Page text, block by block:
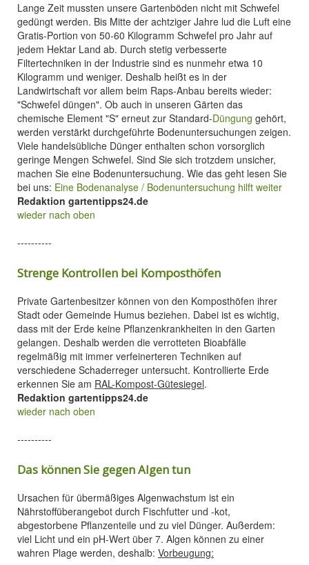
Lange Zeit mussten unsere Gartenböden nicht mit Schwefel
gedüngt werden. Bis Mitte der achtziger Jahre lud die Luft eine
Gratis-Portion von 50-60 Kilogramm Schwefel pro Jahr auf
jedem Hektar Land ab. Durch stetig verbesserte
Filtertechniken in der Industrie sind es nunmehr etwa 10
Kilogramm und weniger. Deshalb heißt es in der
Landwirtschaft vor allem beim Raps-Anbau bereits wieder:
"Schwefel düngen". Ob auch in unseren Gärten das
chemische Element "S" erneut zur Standard-Düngung gehört,
werden verstärkt durchgeführte Bodenuntersuchungen zeigen.
Viele handelsübliche Dünger enthalten schon vorsorglich
geringe Mengen Schwefel. Sind Sie sich trotzdem unsicher,
machen Sie eine Bodenuntersuchung. Wie das geht lesen Sie
bei uns: Eine Bodenanalyse / Bodenuntersuchung hilft weiter
Redaktion gartentipps24.de
wieder nach oben
----------
Strenge Kontrollen bei Komposthöfen
Private Gartenbesitzer können von den Komposthöfen ihrer
Stadt oder Gemeinde Humus beziehen. Dabei ist es wichtig,
dass mit der Erde keine Pflanzenkrankheiten in den Garten
gelangen. Deshalb werden die verrotteten Bioabfälle
regelmäßig mit immer verfeinerteren Techniken auf
verschiedene Schaderreger untersucht. Kontrollierte Erde
erkennen Sie am RAL-Kompost-Gütesiegel.
Redaktion gartentipps24.de
wieder nach oben
----------
Das können Sie gegen Algen tun
Ursachen für übermäßiges Algenwachstum ist ein
Nährstoffüberangebot durch Fischfutter und -kot,
abgestorbene Pflanzenteile und zu viel Dünger. Außerdem:
viel Licht und ein pH-Wert über 7. Algen können zu einer
wahren Plage werden, deshalb: Vorbeugung: